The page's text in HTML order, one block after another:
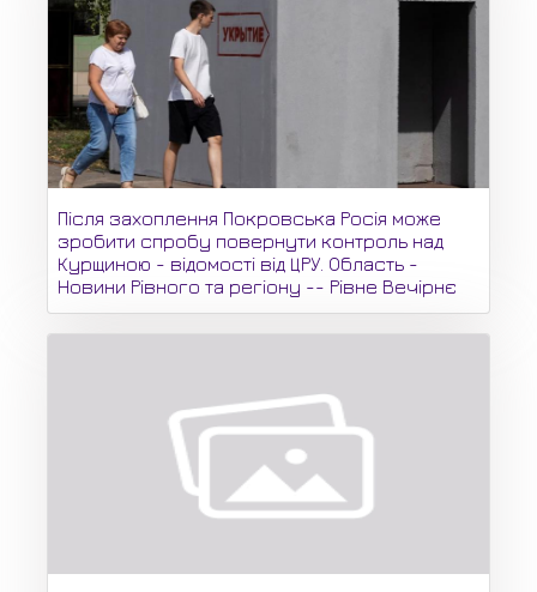
Після захоплення Покровська Росія може
зробити спробу повернути контроль над
Курщиною - відомості від ЦРУ. Область -
Новини Рівного та регіону -- Рівне Вечірнє